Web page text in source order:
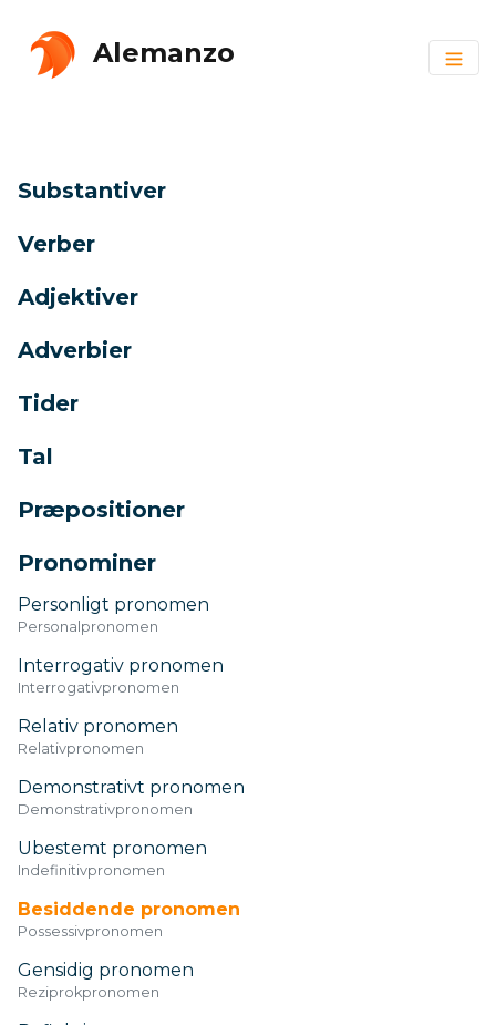
Alemanzo
Substantiver
Verber
Adjektiver
Adverbier
Tider
Tal
Præpositioner
Pronominer
Personligt pronomen
Personalpronomen
Interrogativ pronomen
Interrogativpronomen
Relativ pronomen
Relativpronomen
Demonstrativt pronomen
Demonstrativpronomen
Ubestemt pronomen
Indefinitivpronomen
Besiddende pronomen
Possessivpronomen
Gensidig pronomen
Reziprokpronomen